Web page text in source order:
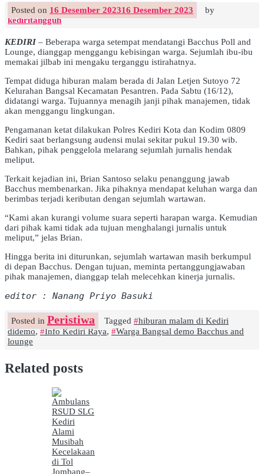
Posted on 16 Desember 202316 Desember 2023
by
kediritangguh
KEDIRI– Beberapa warga setempat mendatangi Bacchus Poll and
Lounge, dianggap menggangu kebisingan warga. Sejumlah ibu-ibu
memakai jilbab ini mengaku terganggu istirahatnya.
Tempat diduga hiburan malam berada di Jalan Letjen Sutoyo 72
Kelurahan Bangsal Kecamatan Pesantren. Pada Sabtu (16/12),
didatangi warga. Tujuannya menagih janji pihak manajemen, tidak
akan menggangu lingkungan.
Pengamanan ketat dilakukan Polres Kediri Kota dan Kodim 0809
Kediri saat berlangsung audensi mulai sekitar pukul 19.30 wib.
Bahkan, pihak penggelola melarang sejumlah jurnalis hendak
meliput.
Terkait kejadian ini, Brian Santoso selaku penanggung jawab
Bacchus membenarkan. Jika pihaknya mendapat keluhan warga dan
berimbas terjadi keributan dengan sejumlah wartawan.
“Kami akan kurangi volume suara seperti harapan warga. Kemudian
dari pihak kami tidak ada tujuan menghalangi jurnalis untuk
meliput,” jelas Brian.
Hingga berita ini diturunkan, sejumlah wartawan masih berkumpul
di depan Bacchus. Dengan tujuan, meminta pertanggungjawaban
pihak manajemen, dianggap telah melecehkan kinerja jurnalis.
editor : Nanang Priyo Basuki
Posted in Peristiwa Tagged
hiburan malam di Kediri
didemo, Info Kediri Raya,
Warga Bangsal demo Bacchus and
lounge
Related posts